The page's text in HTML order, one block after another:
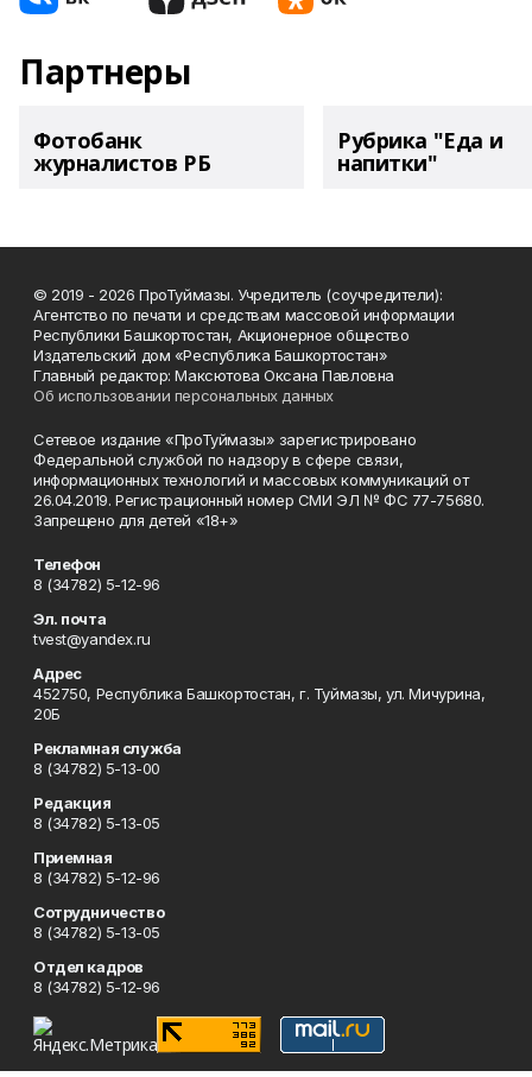
Партнеры
Фотобанк
журналистов РБ
Рубрика "Еда и
напитки"
© 2019 - 2026 ПроТуймазы. Учредитель (соучредители):
Агентство по печати и средствам массовой информации
Республики Башкортостан, Акционерное общество
Издательский дом «Республика Башкортостан»
Главный редактор: Максютова Оксана Павловна
Об использовании персональных данных
Сетевое издание «ПроТуймазы» зарегистрировано
Федеральной службой по надзору в сфере связи,
информационных технологий и массовых коммуникаций от
26.04.2019. Регистрационный номер СМИ ЭЛ № ФС 77-75680.
Запрещено для детей «18+»
Телефон
8 (34782) 5-12-96
Эл. почта
tvest@yandex.ru
Адрес
452750, Республика Башкортостан, г. Туймазы, ул. Мичурина,
20Б
Рекламная служба
8 (34782) 5-13-00
Редакция
8 (34782) 5-13-05
Приемная
8 (34782) 5-12-96
Сотрудничество
8 (34782) 5-13-05
Отдел кадров
8 (34782) 5-12-96